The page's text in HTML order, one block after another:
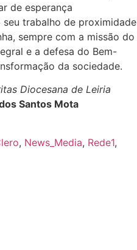
de esperança
trabalho de proximidade
sempre com a missão do
e a defesa do Bem-
da sociedade.
Diocesana de Leiria
Santos Mota
, News_Media, Rede1,